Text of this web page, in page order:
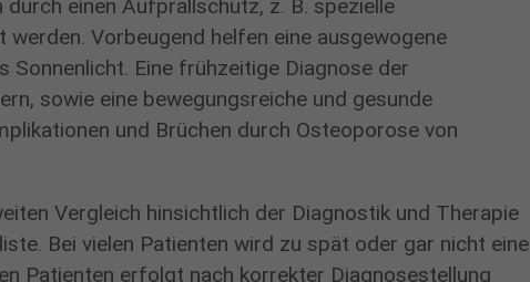
f
t
u
n
g
k
l
i
einen Aufprallschutz, z. B. spezielle
Vorbeugend helfen eine ausgewogene
Sonnenlicht. Eine frühzeitige Diagnose der
sowie eine bewegungsreiche und gesunde
und Brüchen durch Osteoporose von
Vergleich hinsichtlich der Diagnostik und Therapie
Bei vielen Patienten wird zu spät oder gar nicht eine
Patienten erfolgt nach korrekter Diagnosestellung